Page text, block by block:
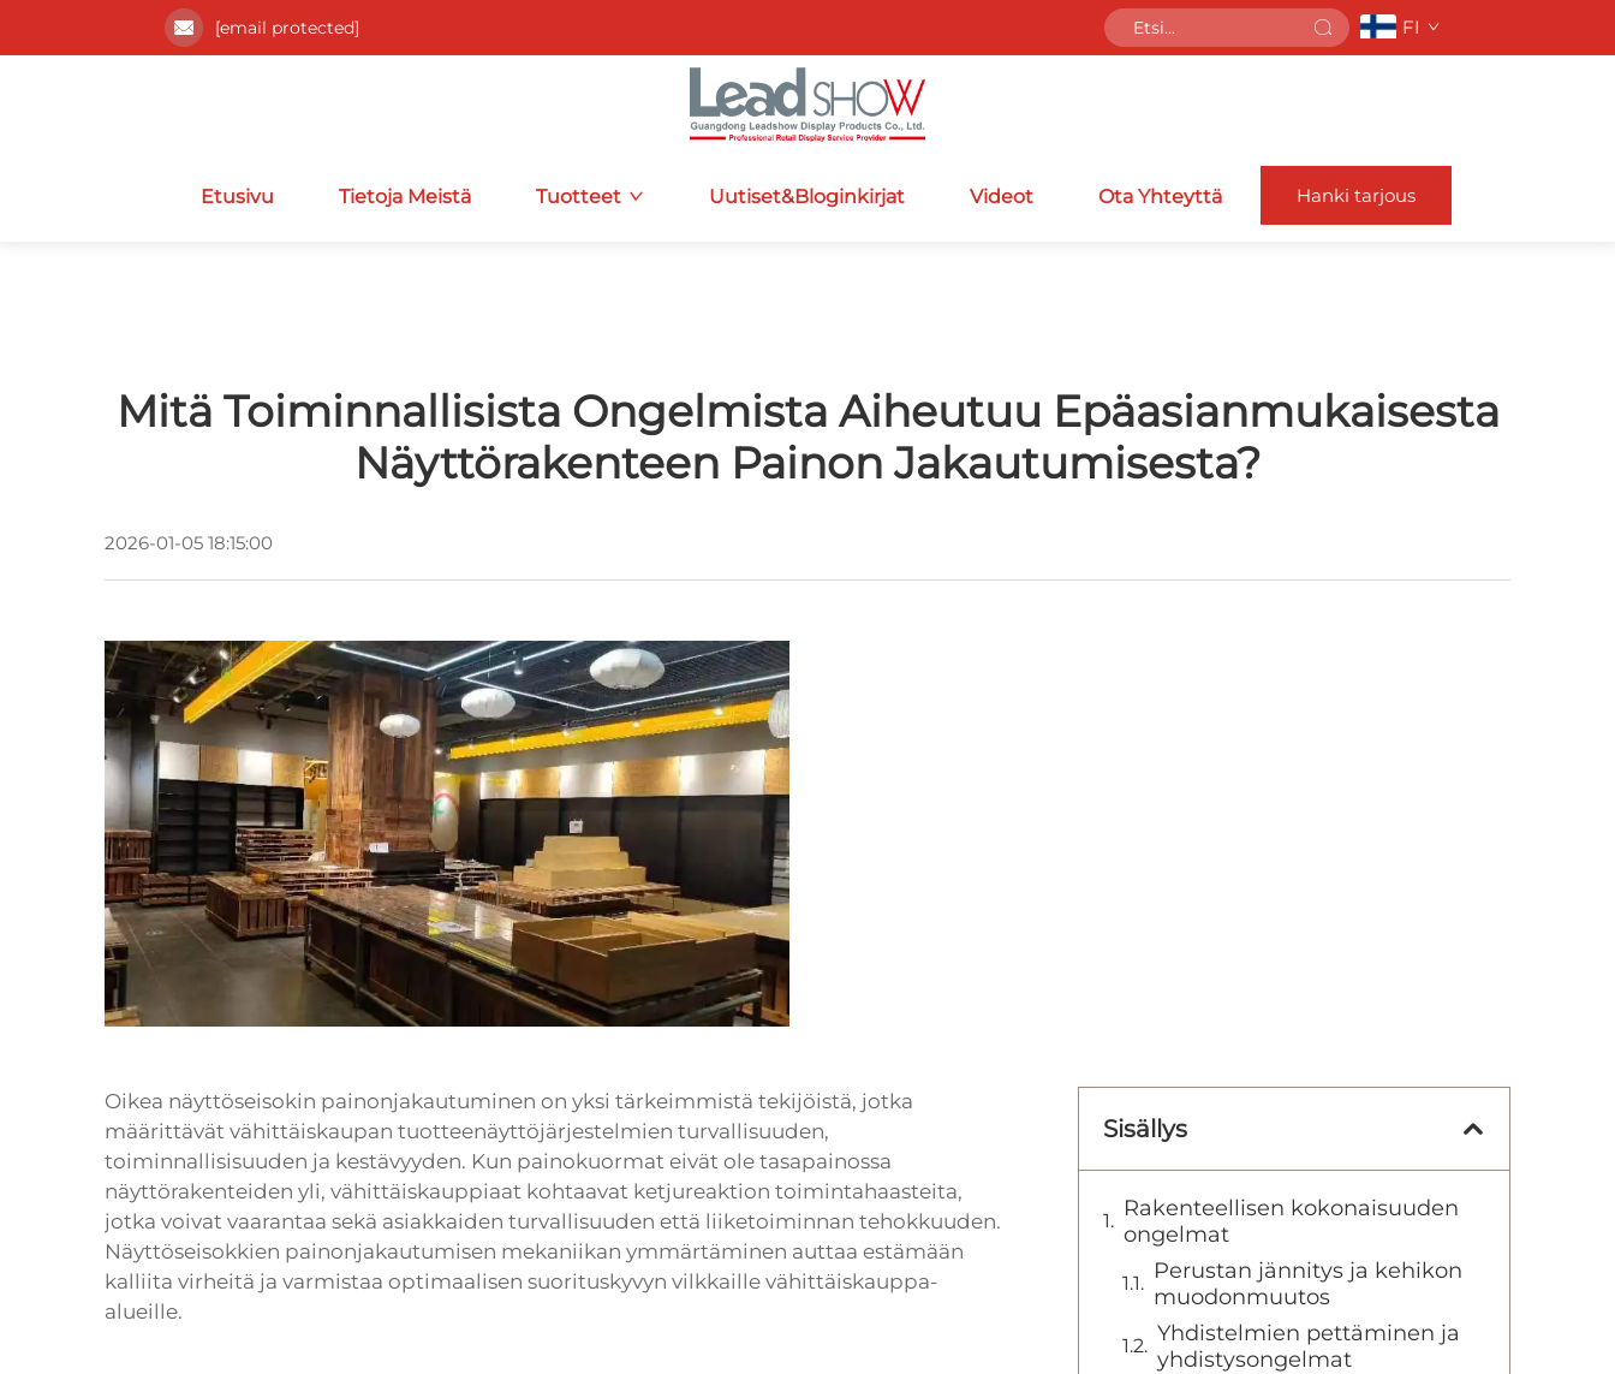
[email protected] FI
Etusivu Tietoja Meistä Tuotteet Uutiset&Bloginkirjat Videot Ota Yhteyttä Hanki tarjous
Mitä Toiminnallisista Ongelmista Aiheutuu Epäasianmukaisesta
Näyttörakenteen Painon Jakautumisesta?
2026-01-05 18:15:00
Oikea näyttöseisokin painonjakautuminen on yksi tärkeimmistä tekijöistä, jotka
määrittävät vähittäiskaupan tuotteenäyttöjärjestelmien turvallisuuden,
toiminnallisisuuden ja kestävyyden. Kun painokuormat eivät ole tasapainossa
näyttörakenteiden yli, vähittäiskauppiaat kohtaavat ketjureaktion toimintahaasteita,
jotka voivat vaarantaa sekä asiakkaiden turvallisuuden että liiketoiminnan tehokkuuden.
Näyttöseisokkien painonjakautumisen mekaniikan ymmärtäminen auttaa estämään
kalliita virheitä ja varmistaa optimaalisen suorituskyvyn vilkkaille vähittäiskauppa-
alueille.
Sisällys
Rakenteellisen kokonaisuuden
ongelmat
Perustan jännitys ja kehikon
muodonmuutos
Yhdistelmien pettäminen ja
yhdistysongelmat